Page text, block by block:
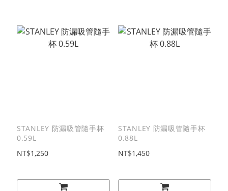
STANLEY 防漏吸管隨手杯
0.59L
NT$1,250
STANLEY 防漏吸管隨手杯
0.88L
NT$1,450